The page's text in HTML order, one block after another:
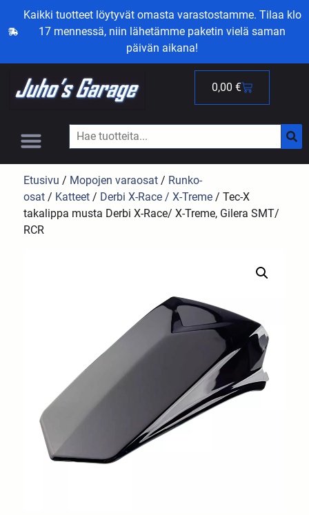
Kaikki tuotteet löytyvät omasta varastostamme. Tilaa klo
17 mennessä, niin lähetämme paketin vielä saman
päivän aikana!
0,00 €
Etusivu / Mopojen varaosat / Runko-
osat / Katteet / Derbi X-Race / X-Treme / Tec-X
takalippa musta Derbi X-Race/ X-Treme, Gilera SMT/
RCR